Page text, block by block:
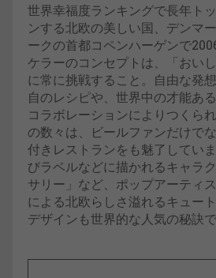
世界幸福度ランキングで長年ト
ンする北欧の美しい国、デンマ
ークの首都コペンハーゲンで
ケラーのコンセプトは、「おい
に常に挑戦すること。自由な発
自のレシピや、世界中の才能あ
コラボレーションによりつくら
の数々は、ビールファンだけで
付きレストランをも魅了してい
びラベルなどに描かれるキャラ
サリー」など、ポップアーティ
による北欧らしさ溢れるキュー
デザインも世界的な人気の秘訣で